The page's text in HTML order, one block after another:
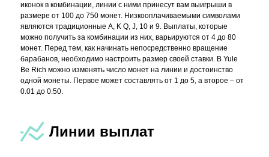
иконок в комбинации, линии с ними принесут вам выигрыши в
размере от 100 до 750 монет. Низкооплачиваемыми символами
являются традиционные A, K Q, J, 10 и 9. Выплаты, которые
можно получить за комбинации из них, варьируются от 4 до 80
монет. Перед тем, как начинать непосредственно вращение
барабанов, необходимо настроить размер своей ставки. В Yule
Be Rich можно изменять число монет на линии и достоинство
одной монеты. Первое может составлять от 1 до 5, а второе – от
0.01 до 0.50.
Линии выплат